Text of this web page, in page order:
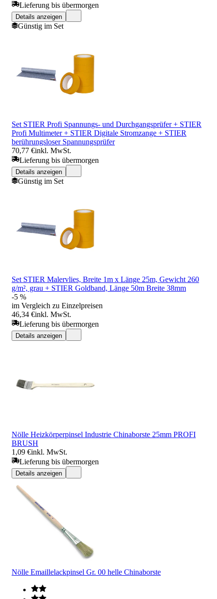
Lieferung bis übermorgen
Details anzeigen
Günstig im Set
Set STIER Profi Spannungs- und Durchgangsprüfer + STIER
Profi Multimeter + STIER Digitale Stromzange + STIER
berührungsloser Spannungsprüfer
70,77 €inkl. MwSt.
Lieferung bis übermorgen
Details anzeigen
Günstig im Set
Set STIER Malervlies, Breite 1m x Länge 25m, Gewicht 260
g/m², grau + STIER Goldband, Länge 50m Breite 38mm
-5 %
im Vergleich zu Einzelpreisen
46,34 €inkl. MwSt.
Lieferung bis übermorgen
Details anzeigen
Nölle Heizkörperpinsel Industrie Chinaborste 25mm PROFI
BRUSH
1,09 €inkl. MwSt.
Lieferung bis übermorgen
Details anzeigen
Nölle Emaillelackpinsel Gr. 00 helle Chinaborste